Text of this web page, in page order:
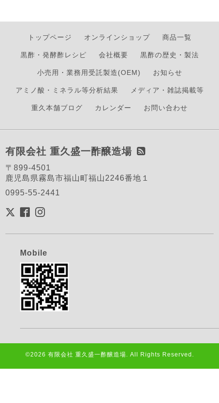
トップページ オンラインショップ 商品一覧
黒酢・発酵酢レシピ 会社概要 黒酢の歴史・製法
小売用・業務用受託製造(OEM) お知らせ
アミノ酸・ミネラル等分析結果 メディア・雑誌掲載等
重久本舗ブログ カレンダー お問い合わせ
有限会社 重久盛一酢醸造場
〒899-4501
鹿児島県霧島市福山町福山2246番地１
0995-55-2441
Mobile
©2026 有限会社 重久盛一酢醸造場. All Rights Reserved.